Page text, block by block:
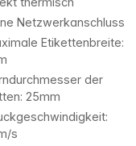
Netzwerkanschluss
Etikettenbreite:
der
25mm
s